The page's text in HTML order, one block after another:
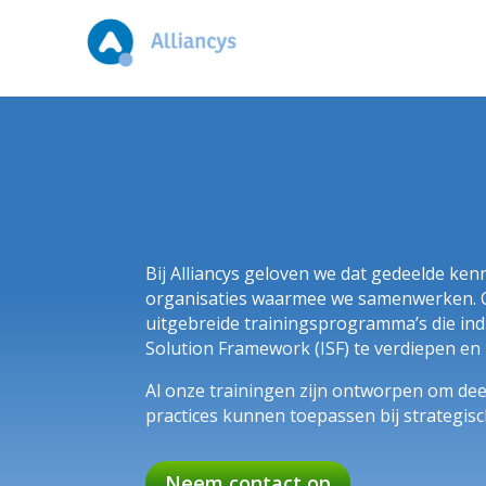
Bij Alliancys geloven we dat gedeelde
organisaties waarmee we
uitgebreide trainingsprogramma’s die
Solution Framework (ISF) te verdiepen
Al onze trainingen zijn ontworpen om
practices kunnen toepassen bij